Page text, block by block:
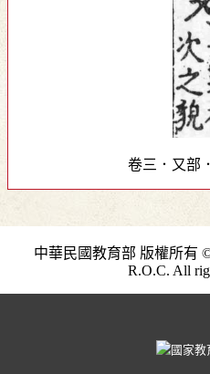
卷三．又部
中華民國教育部 版權所有
R.O.C. All